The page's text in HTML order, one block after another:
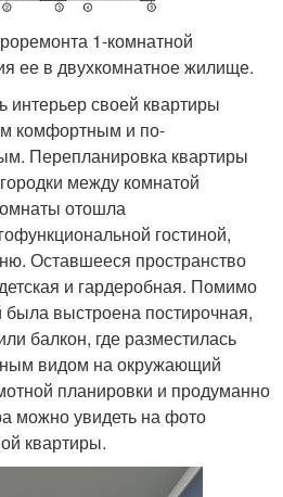
1-комнатной
ее в двухкомнатное жилище.
интерьер своей квартиры
комфортным и по-
Перепланировка квартиры
между комнатой
отошла
гостиной,
Оставшееся пространство
и гардеробная. Помимо
выстроена постирочная,
балкон, где разместилась
видом на окружающий
планировки и продуманно
можно увидеть на фото
квартиры.